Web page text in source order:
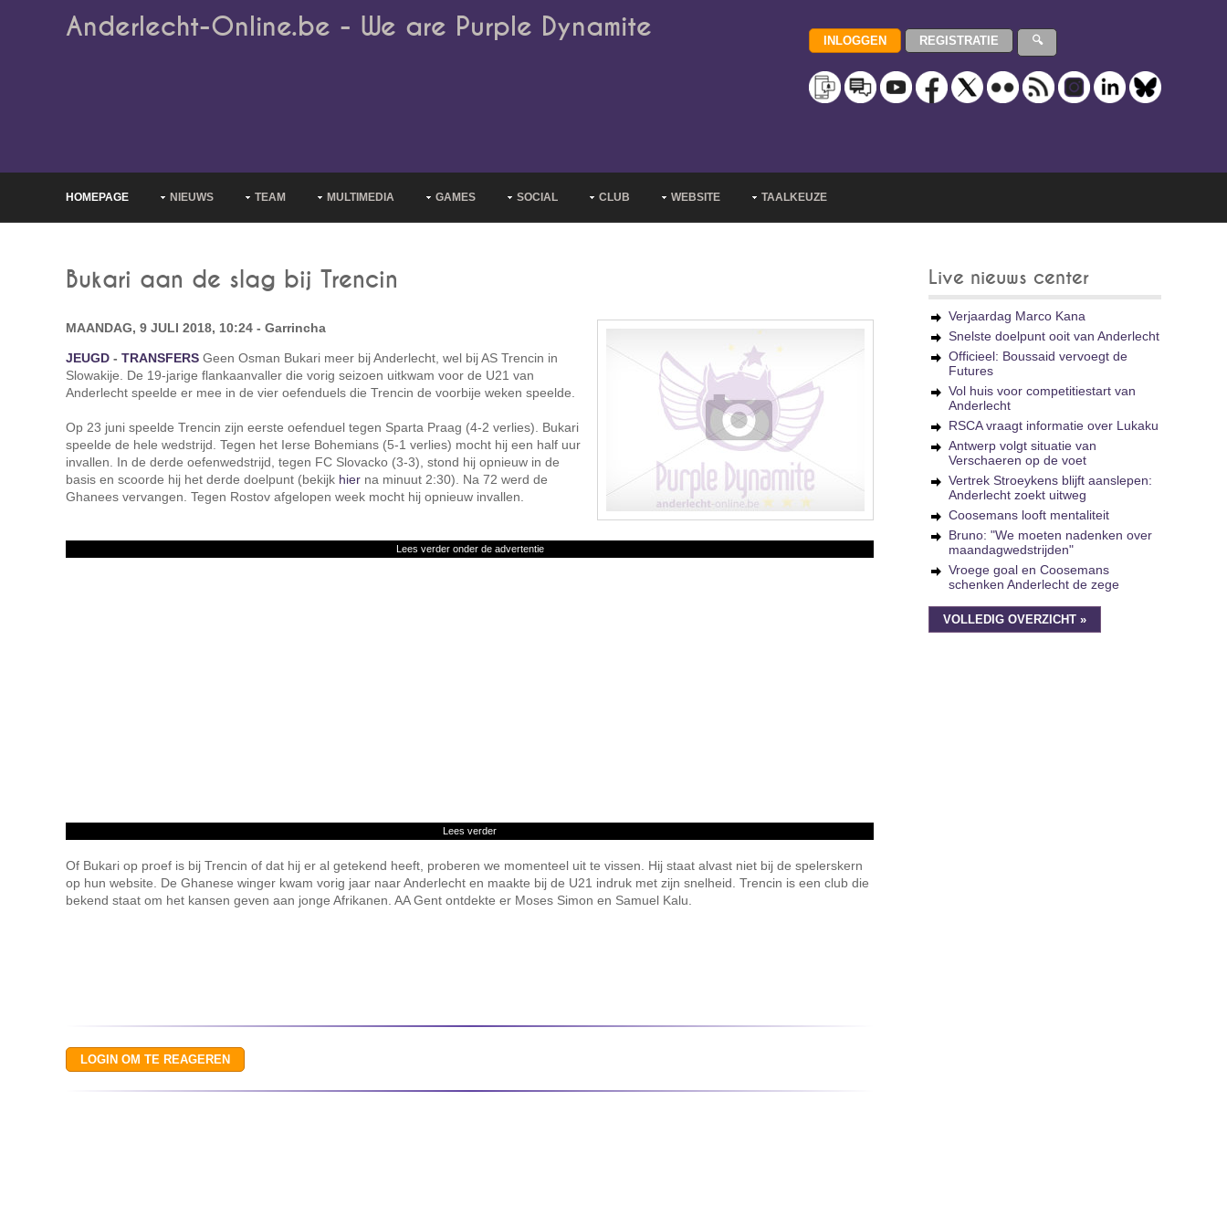
Anderlecht-Online.be - We are Purple Dynamite
HOMEPAGE NIEUWS TEAM MULTIMEDIA GAMES SOCIAL CLUB WEBSITE TAALKEUZE
Bukari aan de slag bij Trencin
MAANDAG, 9 JULI 2018, 10:24 - Garrincha
JEUGD - TRANSFERS Geen Osman Bukari meer bij Anderlecht, wel bij AS Trencin in
Slowakije. De 19-jarige flankaanvaller die vorig seizoen uitkwam voor de U21 van
Anderlecht speelde er mee in de vier oefenduels die Trencin de voorbije weken speelde.
Op 23 juni speelde Trencin zijn eerste oefenduel tegen Sparta Praag (4-2 verlies). Bukari
speelde de hele wedstrijd. Tegen het Ierse Bohemians (5-1 verlies) mocht hij een half uur
invallen. In de derde oefenwedstrijd, tegen FC Slovacko (3-3), stond hij opnieuw in de
basis en scoorde hij het derde doelpunt (bekijk hier na minuut 2:30). Na 72 werd de
Ghanees vervangen. Tegen Rostov afgelopen week mocht hij opnieuw invallen.
Lees verder onder de advertentie
Lees verder
Of Bukari op proef is bij Trencin of dat hij er al getekend heeft, proberen we momenteel uit te vissen. Hij staat alvast niet bij de spelerskern
op hun website. De Ghanese winger kwam vorig jaar naar Anderlecht en maakte bij de U21 indruk met zijn snelheid. Trencin is een club die
bekend staat om het kansen geven aan jonge Afrikanen. AA Gent ontdekte er Moses Simon en Samuel Kalu.
Live nieuws center
Verjaardag Marco Kana
Snelste doelpunt ooit van Anderlecht
Officieel: Boussaid vervoegt de
Futures
Vol huis voor competitiestart van
Anderlecht
RSCA vraagt informatie over Lukaku
Antwerp volgt situatie van
Verschaeren op de voet
Vertrek Stroeykens blijft aanslepen:
Anderlecht zoekt uitweg
Coosemans looft mentaliteit
Bruno: "We moeten nadenken over
maandagwedstrijden"
Vroege goal en Coosemans
schenken Anderlecht de zege
VOLLEDIG OVERZICHT »